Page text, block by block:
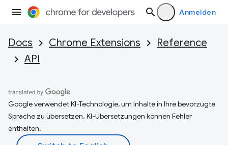
Anmelden
Docs Chrome Extensions
Reference
API
Google verwendet KI-Technologie, um Inhalte in Ihre bevorzugte
Sprache zu übersetzen. KI-Übersetzungen können Fehler
enthalten.